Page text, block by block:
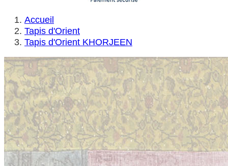
Accueil
Tapis d'Orient
Tapis d'Orient KHORJEEN